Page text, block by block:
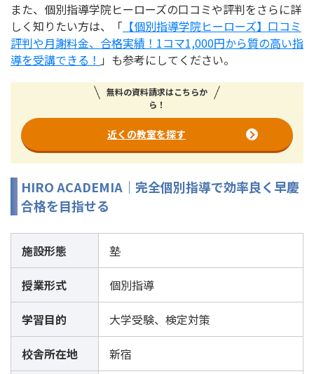
また、個別指導学院ヒーローズの口コミや評判をさらに詳
しく知りたい方は、「 【個別指導学院ヒーローズ】口コミ
評判や月謝料金、合格実績！1コマ1,000円から質の高い指
導を受講できる！ 」も参考にしてください。
無料の資料請求はこちらか
ら！
近くの教室を探す
HIRO ACADEMIA｜完全個別指導で効率良く早慶
合格を目指せる
施設形態 塾
授業形式 個別指導
学習目的 大学受験、検定対策
校舎所在地 新宿